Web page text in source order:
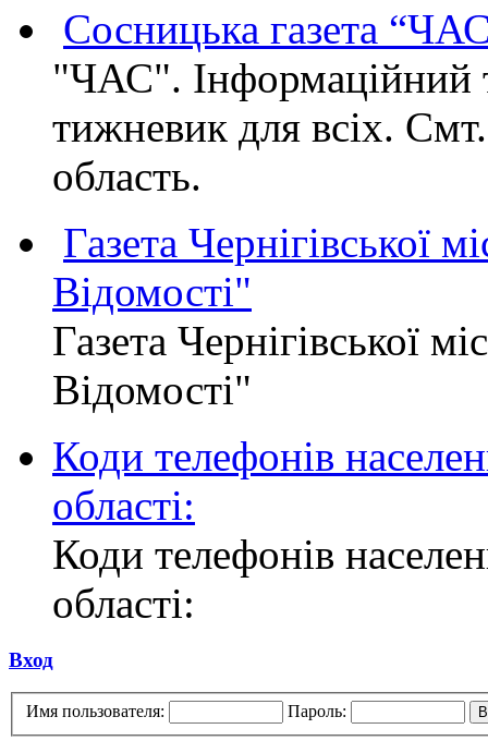
Сосницька газета
"ЧАС". Інформаційний
тижневик для всіх.
область.
Газета Чернігівської
Відомості"
Газета Чернігівської
Відомості"
Коди телефонів
області:
Коди телефонів
області:
Вход
Имя пользователя: Пароль: